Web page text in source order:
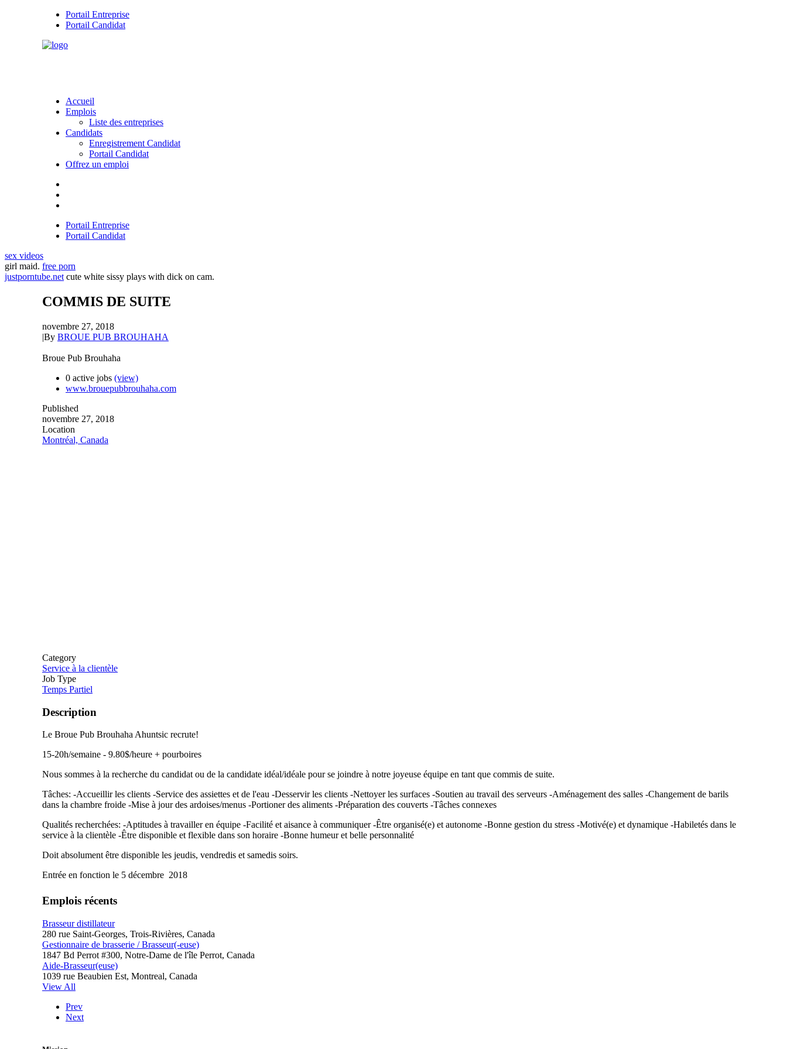
Portail Entreprise
Portail Candidat
Accueil
Emplois
Liste des entreprises
Candidats
Enregistrement Candidat
Portail Candidat
Offrez un emploi
Portail Entreprise
Portail Candidat
sex videos
girl maid. free porn
justporntube.net cute white sissy plays with dick on cam.
COMMIS DE SUITE
novembre 27, 2018
|By BROUE PUB BROUHAHA
Broue Pub Brouhaha
0 active jobs (view)
www.brouepubbrouhaha.com
Published
novembre 27, 2018
Location
Montréal, Canada
Category
Service à la clientèle
Job Type
Temps Partiel
Description
Le Broue Pub Brouhaha Ahuntsic recrute!
15-20h/semaine - 9.80$/heure + pourboires
Nous sommes à la recherche du candidat ou de la candidate idéal/idéale pour se joindre à notre joyeuse équipe en tant que commis de suite.
Tâches: -Accueillir les clients -Service des assiettes et de l'eau -Desservir les clients -Nettoyer les surfaces -Soutien au travail des serveurs -Aménagement des salles -Changement de barils
dans la chambre froide -Mise à jour des ardoises/menus -Portioner des aliments -Préparation des couverts -Tâches connexes
Qualités recherchées: -Aptitudes à travailler en équipe -Facilité et aisance à communiquer -Être organisé(e) et autonome -Bonne gestion du stress -Motivé(e) et dynamique -Habiletés dans le
service à la clientèle -Être disponible et flexible dans son horaire -Bonne humeur et belle personnalité
Doit absolument être disponible les jeudis, vendredis et samedis soirs.
Entrée en fonction le 5 décembre 2018
Emplois récents
Brasseur distillateur
280 rue Saint-Georges, Trois-Rivières, Canada
Gestionnaire de brasserie / Brasseur(-euse)
1847 Bd Perrot #300, Notre-Dame de l'île Perrot, Canada
Aide-Brasseur(euse)
1039 rue Beaubien Est, Montreal, Canada
View All
Prev
Next